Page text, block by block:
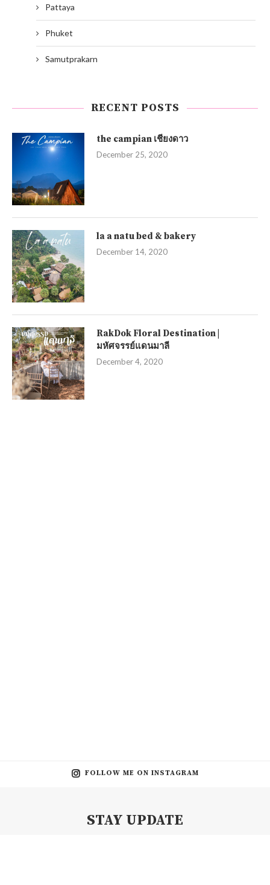
Pattaya
Phuket
Samutprakarn
RECENT POSTS
the campian เชียงดาว
December 25, 2020
la a natu bed & bakery
December 14, 2020
RakDok Floral Destination |
มหัศจรรย์แดนมาลี
December 4, 2020
FOLLOW ME ON INSTAGRAM
STAY UPDATE